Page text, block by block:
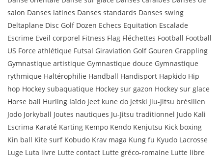
salon Danses latines Danses standards Danses swing
Deltaplane Disc Golf Dozen Echecs Equitation Escalade
Escrime Eveil corporel Fitness Flag Fléchettes Football Football
US Force athlétique Futsal Giraviation Golf Gouren Grappling
Gymnastique artistique Gymnastique douce Gymnastique
rythmique Haltérophilie Handball Handisport Hapkido Hip
hop Hockey subaquatique Hockey sur gazon Hockey sur glace
Horse ball Hurling Iaïdo Jeet kune do Jetski Jiu-Jitsu brésilien
Jodo Jorkyball Joutes nautiques Ju-Jitsu traditionnel Judo Kali
Escrima Karaté Karting Kempo Kendo Kenjutsu Kick boxing
Kin ball Kite surf Kobudo Krav maga Kung fu Kyudo Lacrosse
Luge Luta livre Lutte contact Lutte gréco-romaine Lutte libre